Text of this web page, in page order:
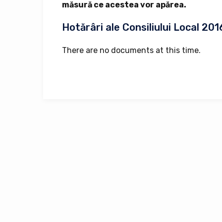
măsură ce acestea vor apărea.
Hotărâri ale Consiliului Local
There are no documents at this time.